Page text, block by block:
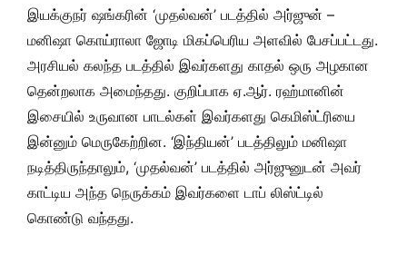
இயக்குநர் ஷங்கரின் ‘முதல்வன்’ படத்தில் அர்ஜுன் –
மனிஷா கொய்ராலா ஜோடி மிகப்பெரிய அளவில் பேசப்பட்டது.
அரசியல் கலந்த படத்தில் இவர்களது காதல் ஒரு அழகான
தென்றலாக அமைந்தது. குறிப்பாக ஏ.ஆர். ரஹ்மானின்
இசையில் உருவான பாடல்கள் இவர்களது கெமிஸ்ட்ரியை
இன்னும் மெருகேற்றின. ‘இந்தியன்’ படத்திலும் மனிஷா
நடித்திருந்தாலும், ‘முதல்வன்’ படத்தில் அர்ஜுனுடன் அவர்
காட்டிய அந்த நெருக்கம் இவர்களை டாப் லிஸ்ட்டில்
கொண்டு வந்தது.